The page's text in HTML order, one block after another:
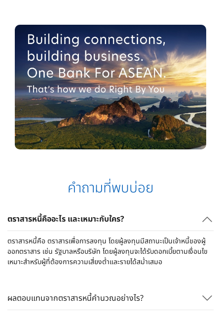
คำถามที่พบบ่อย
ตราสารหนี้คืออะไร และเหมาะกับใคร?
ตราสารหนี้คือ ตราสารเพื่อการลงทุน โดยผู้ลงทุนมีสถานะเป็นเจ้าหนี้ของผู้
ออกตราสาร เช่น รัฐบาลหรือบริษัท โดยผู้ลงทุนจะได้รับดอกเบี้ยตามเงื่อนไข
เหมาะสำหรับผู้ที่ต้องการความเสี่ยงต่ำและรายได้สม่ำเสมอ
ผลตอบแทนจากตราสารหนี้คำนวณอย่างไร?